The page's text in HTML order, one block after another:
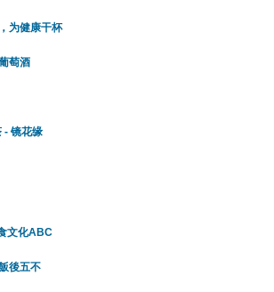
为健康干杯
萄酒
- 镜花缘
文化ABC
後五不